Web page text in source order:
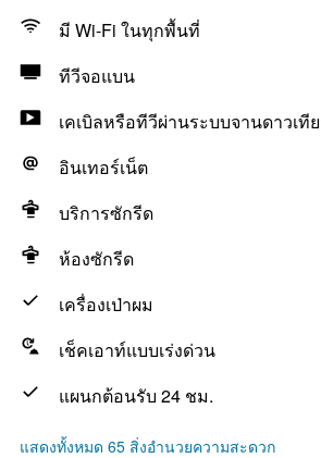
มี Wi-Fi ในทุกพื้นที่
ทีวีจอแบน
เคเบิลหรือทีวีผ่านระบบจานดาวเที
อินเทอร์เน็ต
บริการซักรีด
ห้องซักรีด
เครื่องเป่าผม
เช็คเอาท์แบบเร่งด่วน
แผนกต้อนรับ 24 ชม.
แสดงทั้งหมด 65 สิ่งอำนวยความสะดวก